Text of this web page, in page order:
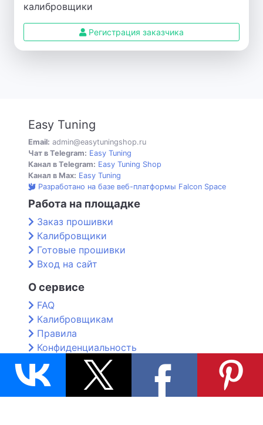
калибровщики
Регистрация заказчика
Easy Tuning
Email: admin@easytuningshop.ru
Чат в Telegram: Easy Tuning
Канал в Telegram: Easy Tuning Shop
Канал в Max: Easy Tuning
Разработано на базе веб-платформы Falcon Space
Работа на площадке
Заказ прошивки
Калибровщики
Готовые прошивки
Вход на сайт
О сервисе
FAQ
Калибровщикам
Правила
Конфиденциальность
Контакты